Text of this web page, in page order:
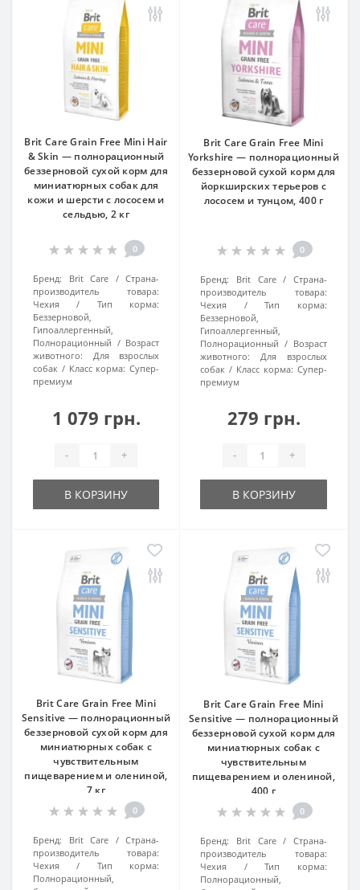
Brit Care Grain Free Mini Hair
& Skin — полнорационный
беззерновой сухой корм для
миниатюрных собак для
кожи и шерсти с лососем и
сельдью, 2 кг
0
Бренд: Brit Care
Страна-
производитель товара:
Чехия
Тип корма:
Беззерновой,
Гипоаллергенный,
Полнорационный
Возраст
животного:
Для взрослых
собак
Класс корма: Супер-
премиум
1 079 грн.
- +
В КОРЗИНУ
Brit Care Grain Free Mini
Yorkshire — полнорационный
беззерновой сухой корм для
йоркширских терьеров с
лососем и тунцом, 400 г
0
Бренд: Brit Care
Страна-
производитель товара:
Чехия
Тип корма:
Беззерновой,
Гипоаллергенный,
Полнорационный
Возраст
животного:
Для взрослых
собак
Класс корма: Супер-
премиум
279 грн.
- +
В КОРЗИНУ
Brit Care Grain Free Mini
Sensitive — полнорационный
беззерновой сухой корм для
миниатюрных собак с
чувствительным
пищеварением и олениной,
7 кг
0
Бренд: Brit Care
Страна-
производитель товара:
Чехия
Тип корма:
Полнорационный,
Brit Care Grain Free Mini
Sensitive — полнорационный
беззерновой сухой корм для
миниатюрных собак с
чувствительным
пищеварением и олениной,
400 г
0
Бренд: Brit Care
Страна-
производитель товара:
Чехия
Тип корма:
Полнорационный,